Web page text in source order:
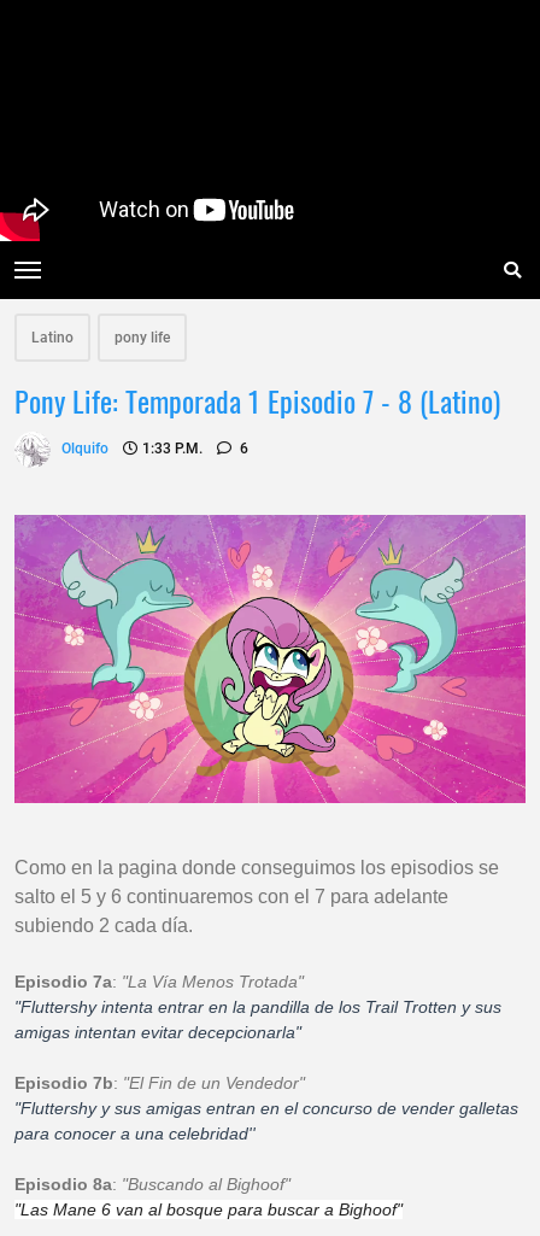
Latino pony life
Pony Life: Temporada 1 Episodio 7 - 8 (Latino)
Olquifo 1:33 P.m. 6
Como en la pagina donde conseguimos los episodios se
salto el 5 y 6 continuaremos con el 7 para adelante
subiendo 2 cada día.
Episodio 7a: "La Vía Menos Trotada"
"Fluttershy intenta entrar en la pandilla de los Trail Trotten y sus
amigas intentan evitar decepcionarla"
Episodio 7b: "El Fin de un Vendedor"
"Fluttershy y sus amigas entran en el concurso de vender galletas
para conocer a una celebridad''
Episodio 8a: "Buscando al Bighoof"
"Las Mane 6 van al bosque para buscar a Bighoof"